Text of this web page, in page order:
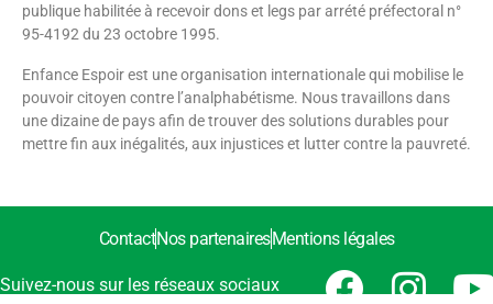
publique habilitée à recevoir dons et legs par arrété préfectoral n°
95-4192 du 23 octobre 1995.
Enfance Espoir est une organisation internationale qui mobilise le
pouvoir citoyen contre l’analphabétisme. Nous travaillons dans
une dizaine de pays afin de trouver des solutions durables pour
mettre fin aux inégalités, aux injustices et lutter contre la pauvreté.
ContactNos partenairesMentions légales
Suivez-nous sur les réseaux sociaux